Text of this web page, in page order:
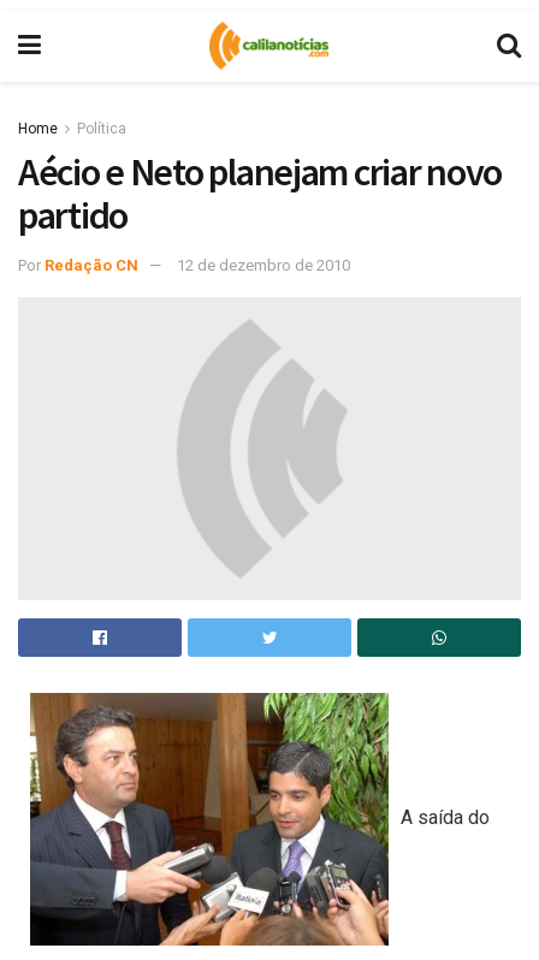
Home Política
Aécio e Neto planejam criar novo
partido
Por Redação CN 12 de dezembro de 2010
A saída do